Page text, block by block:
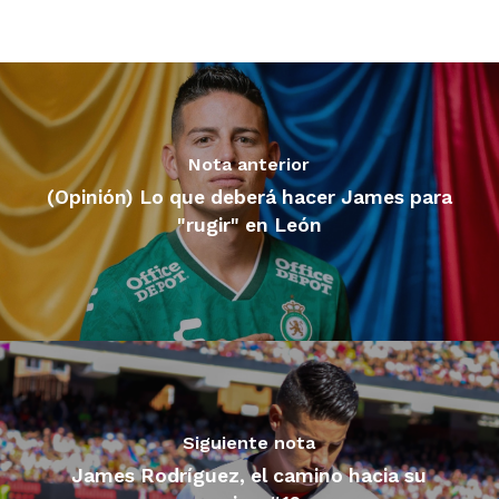
Nota anterior
(Opinión) Lo que deberá hacer James para
"rugir" en León
Siguiente nota
James Rodríguez, el camino hacia su